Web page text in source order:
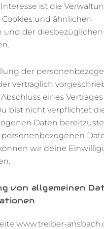
ist die
und ähnlichen
und der diesbezüglichen
der
vertraglich
eines Vertrages
bist nicht verpflichtet
Daten
wir deine
von allgemeinen
www.treiber-